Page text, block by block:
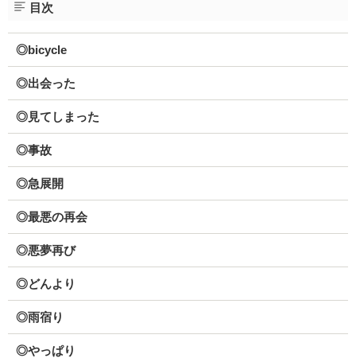
目次
◎bicycle
◎出会った
◎見てしまった
◎事故
◎急展開
◎最悪の再会
◎悪夢再び
◎どんより
◎雨宿り
◎やっぱり